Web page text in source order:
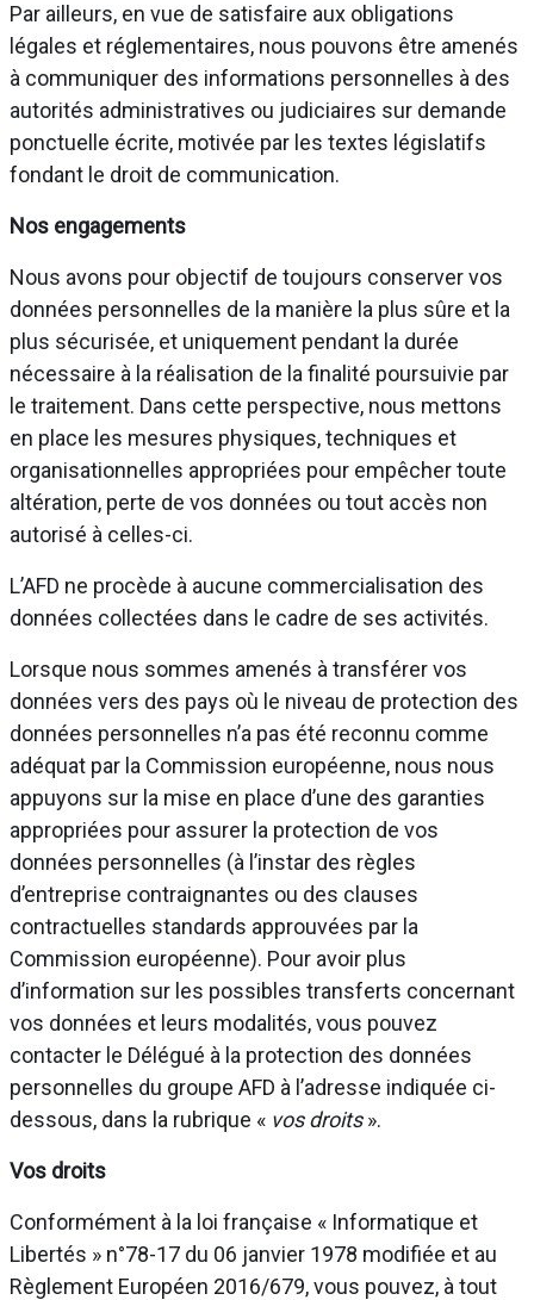
Par ailleurs, en vue de satisfaire aux obligations
légales et réglementaires, nous pouvons être amenés
à communiquer des informations personnelles à des
autorités administratives ou judiciaires sur demande
ponctuelle écrite, motivée par les textes législatifs
fondant le droit de communication.
Nos engagements
Nous avons pour objectif de toujours conserver vos
données personnelles de la manière la plus sûre et la
plus sécurisée, et uniquement pendant la durée
nécessaire à la réalisation de la finalité poursuivie par
le traitement. Dans cette perspective, nous mettons
en place les mesures physiques, techniques et
organisationnelles appropriées pour empêcher toute
altération, perte de vos données ou tout accès non
autorisé à celles-ci.
L’AFD ne procède à aucune commercialisation des
données collectées dans le cadre de ses activités.
Lorsque nous sommes amenés à transférer vos
données vers des pays où le niveau de protection des
données personnelles n’a pas été reconnu comme
adéquat par la Commission européenne, nous nous
appuyons sur la mise en place d’une des garanties
appropriées pour assurer la protection de vos
données personnelles (à l’instar des règles
d’entreprise contraignantes ou des clauses
contractuelles standards approuvées par la
Commission européenne). Pour avoir plus
d’information sur les possibles transferts concernant
vos données et leurs modalités, vous pouvez
contacter le Délégué à la protection des données
personnelles du groupe AFD à l’adresse indiquée ci-
dessous, dans la rubrique « vos droits».
Vos droits
Conformément à la loi française « Informatique et
Libertés » n°78-17 du 06 janvier 1978 modifiée et au
Règlement Européen 2016/679, vous pouvez, à tout